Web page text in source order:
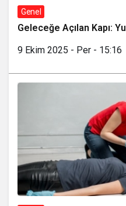
Genel
Geleceğe Açılan Kapı:
9 Ekim 2025 - Per - 15:16